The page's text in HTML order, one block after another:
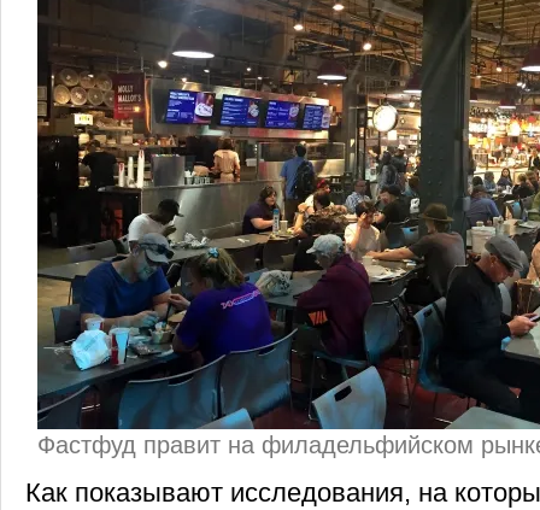
Фастфуд правит на филадельфийском
Как показывают исследования, на